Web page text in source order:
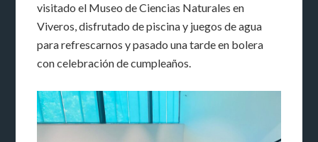
visitado el Museo de Ciencias Naturales en
Viveros, disfrutado de piscina y juegos de agua
para refrescarnos y pasado una tarde en bolera
con celebración de cumpleaños.